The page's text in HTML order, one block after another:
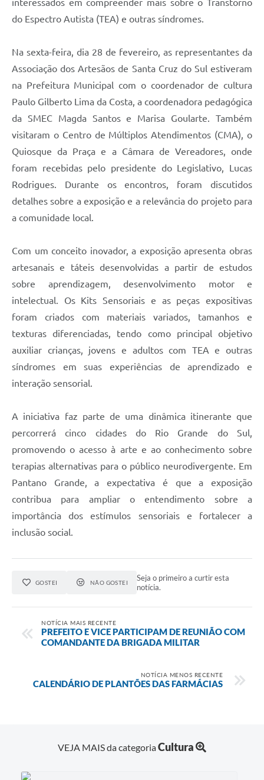
interessados em compreender mais sobre o Transtorno
do Espectro Autista (TEA) e outras síndromes.
Na sexta-feira, dia 28 de fevereiro, as representantes da
Associação dos Artesãos de Santa Cruz do Sul estiveram
na Prefeitura Municipal com o coordenador de cultura
Paulo Gilberto Lima da Costa, a coordenadora pedagógica
da SMEC Magda Santos e Marisa Goularte. Também
visitaram o Centro de Múltiplos Atendimentos (CMA), o
Quiosque da Praça e a Câmara de Vereadores, onde
foram recebidas pelo presidente do Legislativo, Lucas
Rodrigues. Durante os encontros, foram discutidos
detalhes sobre a exposição e a relevância do projeto para
a comunidade local.
Com um conceito inovador, a exposição apresenta obras
artesanais e táteis desenvolvidas a partir de estudos
sobre aprendizagem, desenvolvimento motor e
intelectual. Os Kits Sensoriais e as peças expositivas
foram criados com materiais variados, tamanhos e
texturas diferenciadas, tendo como principal objetivo
auxiliar crianças, jovens e adultos com TEA e outras
síndromes em suas experiências de aprendizado e
interação sensorial.
A iniciativa faz parte de uma dinâmica itinerante que
percorrerá cinco cidades do Rio Grande do Sul,
promovendo o acesso à arte e ao conhecimento sobre
terapias alternativas para o público neurodivergente. Em
Pantano Grande, a expectativa é que a exposição
contribua para ampliar o entendimento sobre a
importância dos estímulos sensoriais e fortalecer a
inclusão social.
GOSTEI NÃO GOSTEI
Seja o primeiro a curtir esta
notícia.
NOTÍCIA MAIS RECENTE
PREFEITO E VICE PARTICIPAM DE REUNIÃO COM
COMANDANTE DA BRIGADA MILITAR
NOTÍCIA MENOS RECENTE
CALENDÁRIO DE PLANTÕES DAS FARMÁCIAS
VEJA MAIS da categoriaCultura